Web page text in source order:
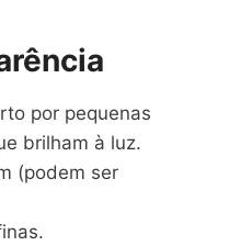
por pequenas
brilham à luz.
(podem ser